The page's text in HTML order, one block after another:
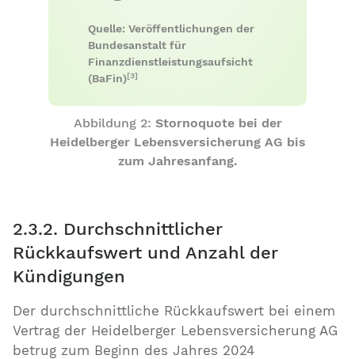
Quelle: Veröffentlichungen der
Bundesanstalt für
Finanzdienstleistungsaufsicht
(BaFin)[3]
Abbildung 2: Stornoquote bei der
Heidelberger Lebensversicherung AG bis
zum Jahresanfang.
2.3.2. Durchschnittlicher
Rückkaufswert und Anzahl der
Kündigungen
Der durchschnittliche Rückkaufswert bei einem
Vertrag der Heidelberger Lebensversicherung AG
betrug zum Beginn des Jahres 2024